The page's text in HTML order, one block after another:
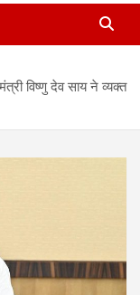
विष्णु देव साय ने व्यक्त